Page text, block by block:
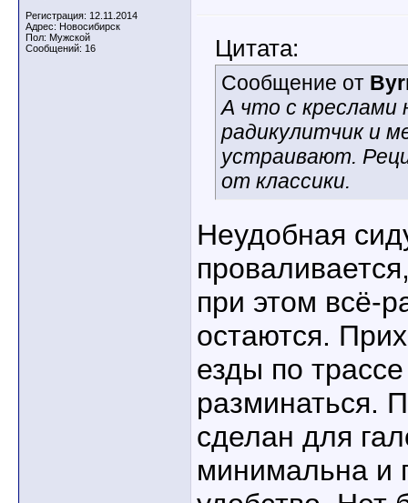
Регистрация: 12.11.2014
Адрес: Новосибирск
Пол: Мужской
Сообщений: 16
Цитата:
Сообщение от
А что с
радикулитчик и
устраивают.
от классики.
Неудобная
при этом всё-
остаются.
езды по
разминаться.
сделан для
минимальна и